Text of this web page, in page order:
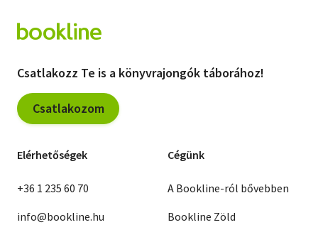
Csatlakozz Te is a könyvrajongók táborához!
Csatlakozom
Elérhetőségek
+36 1 235 60 70
info@bookline.hu
Cégünk
A Bookline-ról bővebben
Bookline Zöld